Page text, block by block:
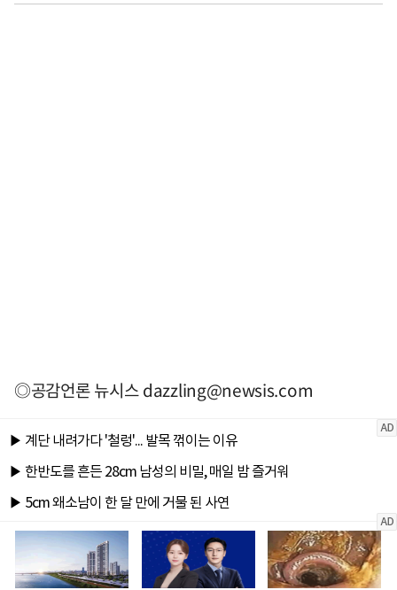
◎공감언론 뉴시스dazzling@newsis.com